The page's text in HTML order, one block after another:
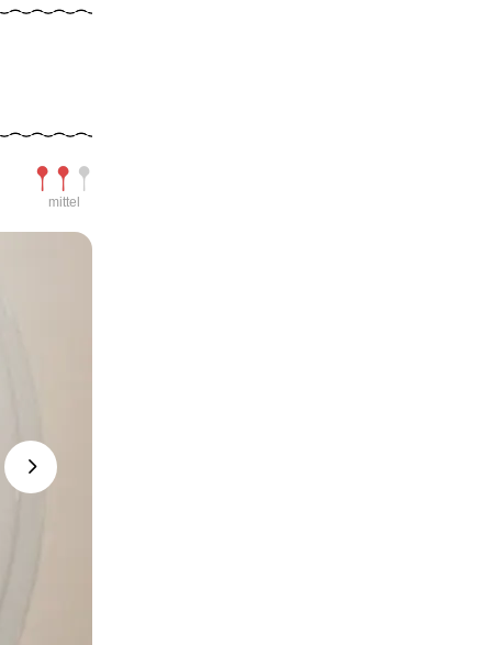
Schwierigkeit
mittel
Next